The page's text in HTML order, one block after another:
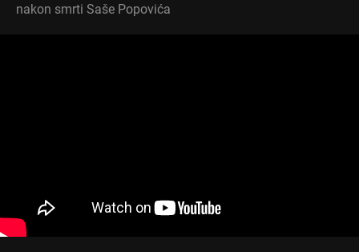
nakon smrti Saše Popovića